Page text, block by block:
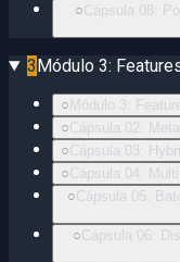
○Cápsula 08:
3Módulo 3:
○ Módulo 3:
○Cápsula 02:
○Cápsula 03:
○Cápsula 04:
○Cápsula 05:
○Cápsula 06: